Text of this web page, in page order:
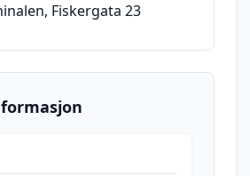
Fiskergata 23